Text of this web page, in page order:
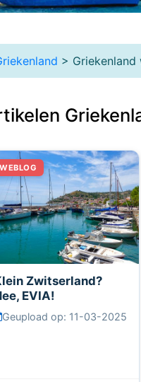
> Griekenland
Zwitserland?
EVIA!
Geupload op: 11-03-2025